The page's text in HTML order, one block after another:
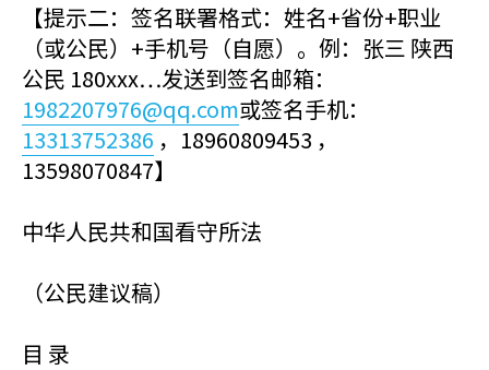
【提示二：签名联署格式：姓名+省份+职业
（或公民）+手机号（自愿）。例：张三 陕西
公民 180xxx…发送到签名邮箱：
1982207976@qq.com或签名手机：
13313752386 ，18960809453 ，
13598070847】
中华人民共和国看守所法
（公民建议稿）
目 录